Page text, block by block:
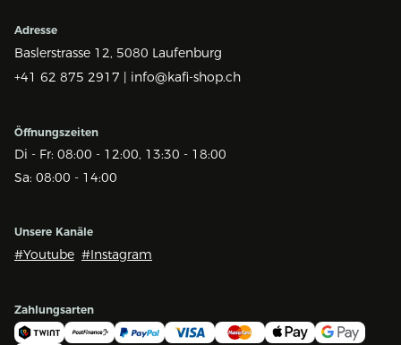
Adresse
Baslerstrasse 12, 5080 Laufenburg
+41 62 875 2917 | info@kafi-shop.ch
Öffnungszeiten
Di - Fr: 08:00 - 12:00, 13:30 - 18:00
Sa: 08:00 - 14:00
Unsere Kanäle
#Youtube #Instagram
Zahlungsarten